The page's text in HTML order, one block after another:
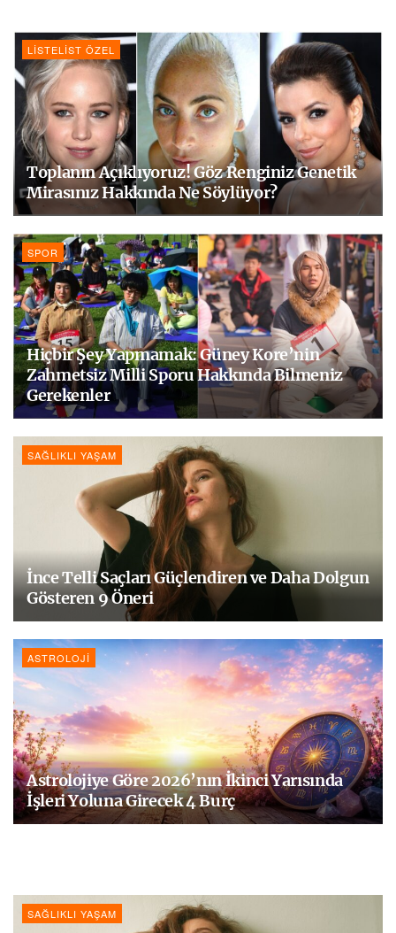
LISTELIST ÖZEL
Toplanın Açıklıyoruz! Göz Renginiz Genetik
Mirasınız Hakkında Ne Söylüyor?
SPOR
Hiçbir Şey Yapmamak: Güney Kore’nin
Zahmetsiz Milli Sporu Hakkında Bilmeniz
Gerekenler
SAĞLIKLI YAŞAM
İnce Telli Saçları Güçlendiren ve Daha Dolgun
Gösteren 9 Öneri
ASTROLOJI
Astrolojiye Göre 2026’nın İkinci Yarısında
İşleri Yoluna Girecek 4 Burç
SAĞLIKLI YAŞAM